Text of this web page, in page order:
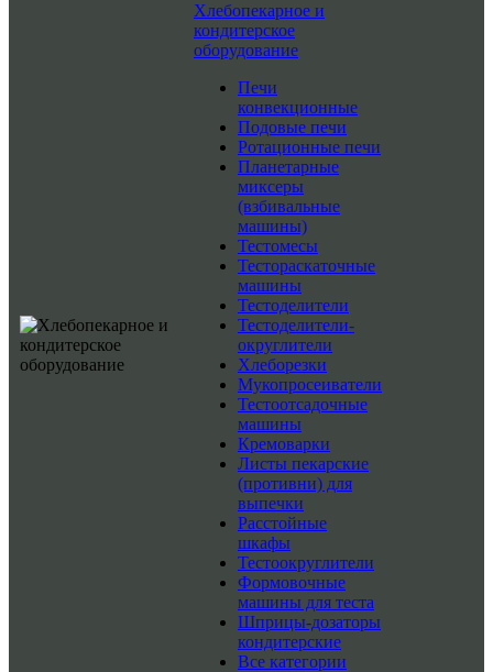
Хлебопекарное и
кондитерское
оборудование
Печи
конвекционные
Подовые печи
Ротационные печи
Планетарные
миксеры
(взбивальные
машины)
Тестомесы
Тестораскаточные
машины
Тестоделители
Тестоделители-
округлители
Хлеборезки
Мукопросеиватели
Тестоотсадочные
машины
Кремоварки
Листы пекарские
(противни) для
выпечки
Расстойные
шкафы
Тестоокруглители
Формовочные
машины для теста
Шприцы-дозаторы
кондитерские
Все категории